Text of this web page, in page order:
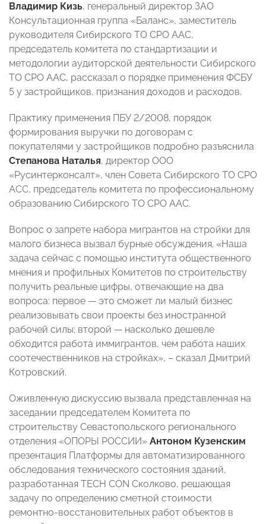
Владимир Кизь, генеральный директор ЗАО
Консультационная группа «Баланс», заместитель
руководителя Сибирского ТО СРО ААС,
председатель комитета по стандартизации и
методологии аудиторской деятельности Сибирского
ТО СРО ААС, рассказал о порядке применения ФСБУ
5 у застройщиков, признания доходов и расходов.
Практику применения ПБУ 2/2008, порядок
формирования выручки по договорам с
покупателями у застройщиков подробно разъяснила
Степанова Наталья, директор ООО
«Русинтерконсалт», член Совета Сибирского ТО СРО
АСС, председатель комитета по профессиональному
образованию Сибирского ТО СРО ААС.
Вопрос о запрете набора мигрантов на стройки для
малого бизнеса вызвал бурные обсуждения. «Наша
задача сейчас с помощью института общественного
мнения и профильных Комитетов по строительству
получить реальные цифры, отвечающие на два
вопроса: первое — это сможет ли малый бизнес
реализовывать свои проекты без иностранной
рабочей силы; второй — насколько дешевле
обходится работа иммигрантов, чем работа наших
соотечественников на стройках», – сказал Дмитрий
Котровский.
Оживленную дискуссию вызвала представленная на
заседании председателем Комитета по
строительству Севастопольского регионального
отделения «ОПОРЫ РОССИИ» Антоном Кузенским
презентация Платформы для автоматизированного
обследования технического состояния зданий,
разработанная TECH CON Сколково, решающая
задачу по определению сметной стоимости
ремонтно-восстановительных работ объектов в